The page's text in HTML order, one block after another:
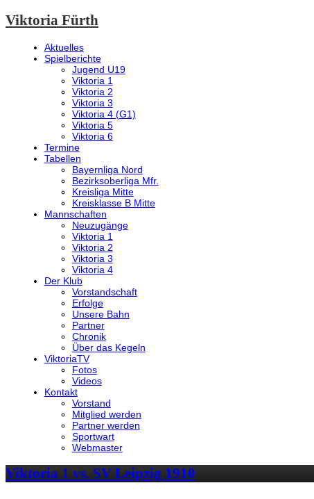
Viktoria Fürth
Aktuelles
Spielberichte
Jugend U19
Viktoria 1
Viktoria 2
Viktoria 3
Viktoria 4 (G1)
Viktoria 5
Viktoria 6
Termine
Tabellen
Bayernliga Nord
Bezirksoberliga Mfr.
Kreisliga Mitte
Kreisklasse B Mitte
Mannschaften
Neuzugänge
Viktoria 1
Viktoria 2
Viktoria 3
Viktoria 4
Der Klub
Vorstandschaft
Erfolge
Unsere Bahn
Partner
Chronik
Über das Kegeln
ViktoriaTV
Fotos
Videos
Kontakt
Vorstand
Mitglied werden
Partner werden
Sportwart
Webmaster
Viktoria 1 vs. SV Leipzig 1910